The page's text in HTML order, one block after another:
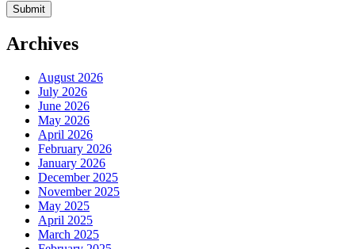
Archives
August 2026
July 2026
June 2026
May 2026
April 2026
February 2026
January 2026
December 2025
November 2025
May 2025
April 2025
March 2025